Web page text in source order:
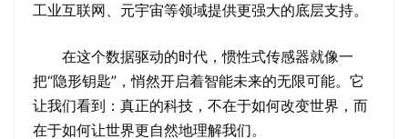
工业互联网、元宇宙等领域提供更强大的底层支持。
在这个数据驱动的时代，惯性式传感器就像一
把“隐形钥匙”，悄然开启着智能未来的无限可能。它
让我们看到：真正的科技，不在于如何改变世界，而
在于如何让世界更自然地理解我们。